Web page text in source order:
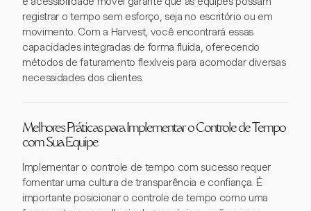
registrar o tempo sem esforço, seja no escritório ou em
movimento. Com a Harvest, você encontrará essas
capacidades integradas de forma fluida, oferecendo
métodos de faturamento flexíveis para acomodar diversas
necessidades dos clientes.
Melhores Práticas para Implementar o Controle de Tempo
com Sua Equipe
Implementar o controle de tempo com sucesso requer
fomentar uma cultura de transparência e confiança. É
importante posicionar o controle de tempo como uma